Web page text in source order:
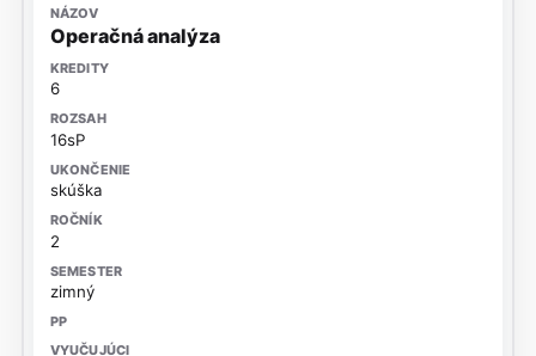
Operačná analýza
6
16sP
skúška
2
zimný